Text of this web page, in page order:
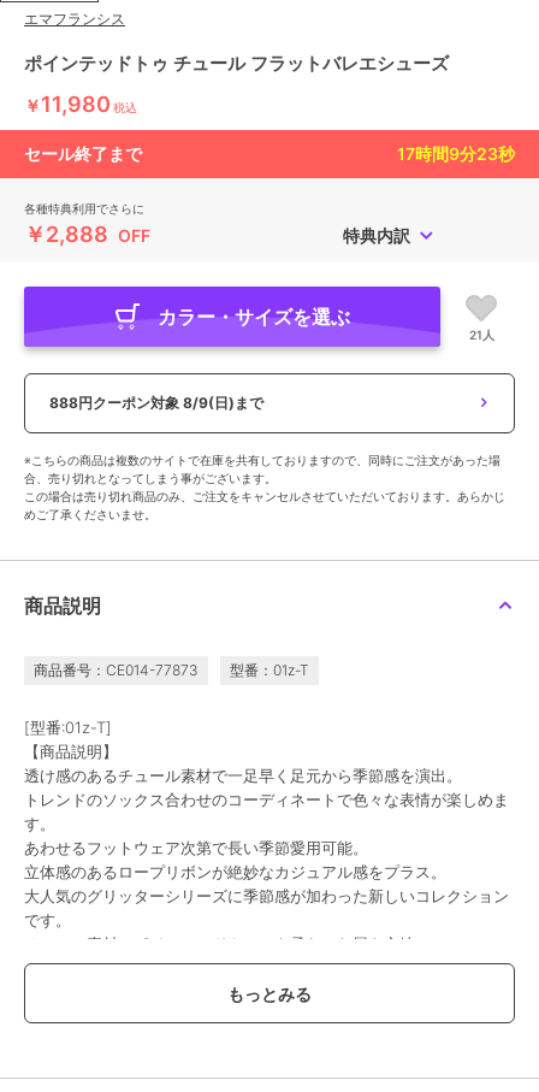
エマフランシス
ポインテッドトゥ チュール フラットバレエシューズ
￥11,980 税込
セール終了まで 17時間9分22秒
各種特典利用でさらに
￥2,888 OFF 特典内訳
カラー・サイズを選ぶ
21人
888円クーポン対象 8/9(日)まで
※こちらの商品は複数のサイトで在庫を共有しておりますので、同時にご注文があった場
合、売り切れとなってしまう事がございます。
この場合は売り切れ商品のみ、ご注文をキャンセルさせていただいております。あらかじ
めご了承くださいませ。
商品説明
商品番号：CE014-77873 型番：01z-T
[型番:01z-T]
【商品説明】
透け感のあるチュール素材で一足早く足元から季節感を演出。
トレンドのソックス合わせのコーディネートで色々な表情が楽しめま
す。
あわせるフットウェア次第で長い季節愛用可能。
立体感のあるロープリボンが絶妙なカジュアル感をプラス。
大人気のグリッターシリーズに季節感が加わった新しいコレクション
です。
チュール素材でポインテッドトゥでも柔らかな履き心地。
柄物のボトムスにも合わせやすく、主役級の存在感でシンプルなコー
ディネートでもサマになります。